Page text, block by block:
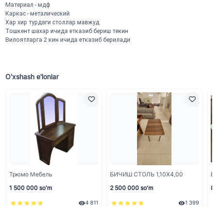
Материал - мдф
Каркас - металический
Хар хир турдаги столлар мавжуд
Тошкент шахар ичида етказиб бериш текин
Вилоятларга 2 кин ичида етказиб берилади
O'xshash e'lonlar
Трюмо Мебель
1 500 000 so'm
4 811
БИЧИШ СТОЛЬ 1,10Х4,00
2 500 000 so'm
1 399